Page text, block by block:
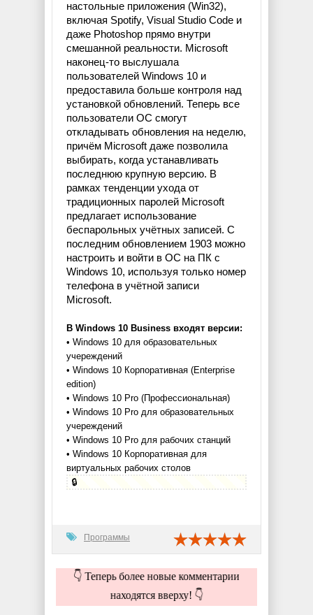
настольные приложения (Win32),
включая Spotify, Visual Studio Code и
даже Photoshop прямо внутри
смешанной реальности. Microsoft
наконец-то выслушала
пользователей Windows 10 и
предоставила больше контроля над
установкой обновлений. Теперь все
пользователи ОС смогут
откладывать обновления на неделю,
причём Microsoft даже позволила
выбирать, когда устанавливать
последнюю крупную версию. В
рамках тенденции ухода от
традиционных паролей Microsoft
предлагает использование
беспарольных учётных записей. С
последним обновлением 1903 можно
настроить и войти в ОС на ПК с
Windows 10, используя только номер
телефона в учётной записи
Microsoft.
В Windows 10 Business входят версии:
• Windows 10 для образовательных
учереждений
• Windows 10 Корпоративная (Enterprise
edition)
• Windows 10 Pro (Профессиональная)
• Windows 10 Pro для образовательных
учереждений
• Windows 10 Pro для рабочих станций
• Windows 10 Корпоративная для
виртуальных рабочих столов
🔒
Программы
👇 Теперь более новые комментарии
находятся вверху! 👇